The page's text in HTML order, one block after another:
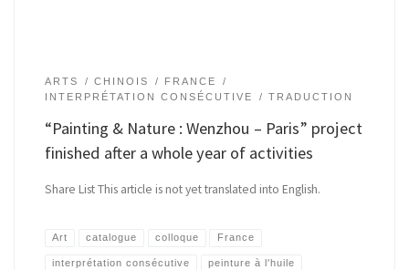
ARTS CHINOIS
FRANCE
INTERPRÉTATION CONSÉCUTIVE
TRADUCTION
“Painting & Nature : Wenzhou – Paris” project
finished after a whole year of activities
Share List This article is not yet translated into English.
Art catalogue colloque France
interprétation consécutive peinture à l'huile